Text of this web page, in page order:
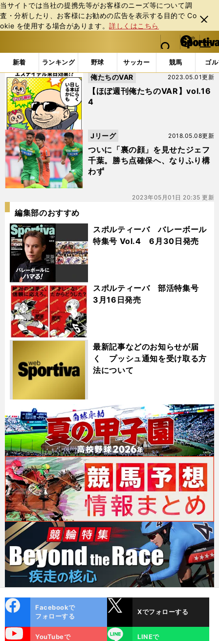
当サイトでは当社の提携先等がお客様のニーズ等について調
査・分析したり、お客様にお勧めの広告を表⽰する⽬的で Co
okie を使⽤する場合があります。詳しくはこちら
閉じ
る
web Sportiva (webスポルティーバ)
検索
マイペ
ー
ジ
メニュ
新着 ランキング 野球 サッカー 競馬 ゴ
b
ス
ポ
ル
テ
ィ
ー
バ
「#増嶋竜也」の最新ニュース・ 情報
【ほぼ週刊俺たちのVAR】vol.16
4
2023.05.01更新
俺たちのVAR
ついに「裏の顔」を見せたジェフ
千葉。勝ち点確保へ、なりふり構
わず
2018.05.08更新
Jリーグ
2023年05月01日 20:35 更新
編集部のおすすめ
スポルティーバ バレーボール
特集号 Vol.4 6月30日発売
スポルティーバ 部活特集号
3月16日発売
最新記事などのお知らせが届
く プッシュ通知を受け取る方
法について
ok
Facebookで
フォローする
Xでフォローする
YouTubeで
LINE
LINEで